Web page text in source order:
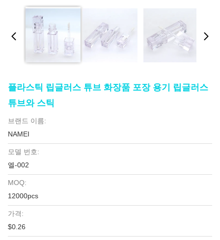
플라스틱 립글러스 튜브 화장품 포장 용기 립글러스
튜브와 스틱
브랜드 이름:
NAMEI
모델 번호:
엘-002
MOQ:
12000pcs
가격:
$0.26